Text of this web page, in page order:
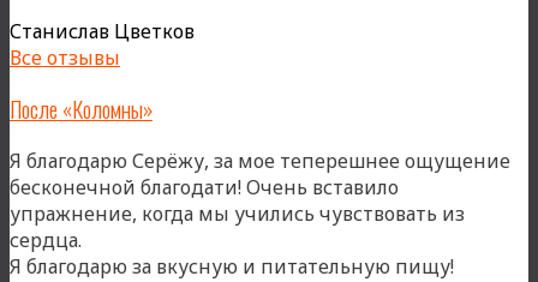
Станислав Цветков
Все отзывы
После «Коломны»
Я благодарю Серёжу, за мое теперешнее ощущение
бесконечной благодати! Очень вставило
упражнение, когда мы учились чувствовать из
сердца.
Я благодарю за вкусную и питательную пищу!«После